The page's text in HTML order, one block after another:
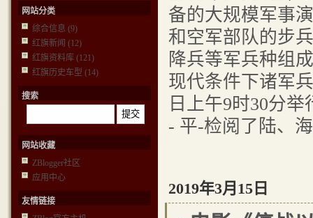
备的大规模军事
和空军部队的步
降兵等军兵种组
现代条件下诸军
日上午9时30
- 平-检阅了陆、
2019年3月15日
网站分类
综合信息 (9)
红旗新闻 (12)
红旗资料库 (121)
红旗历史车型 (14)
搜索
网站收藏
ZBlogger社区
应用中心
友情链接